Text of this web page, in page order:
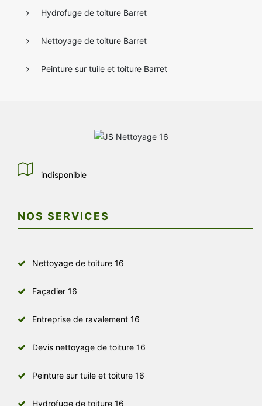
Hydrofuge de toiture Barret
Nettoyage de toiture Barret
Peinture sur tuile et toiture Barret
indisponible
NOS SERVICES
Nettoyage de toiture 16
Façadier 16
Entreprise de ravalement 16
Devis nettoyage de toiture 16
Peinture sur tuile et toiture 16
Hydrofuge de toiture 16